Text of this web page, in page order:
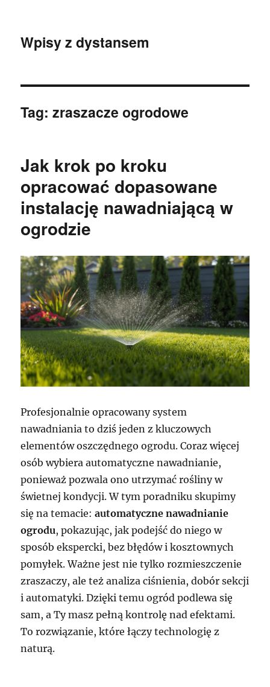
Wpisy z dystansem
Tag:zraszacze ogrodowe
Jak krok po kroku
opracować dopasowane
instalację nawadniającą w
ogrodzie
Profesjonalnie opracowany system
nawadniania to dziś jeden z kluczowych
elementów oszczędnego ogrodu. Coraz więcej
osób wybiera automatyczne nawadnianie,
ponieważ pozwala ono utrzymać rośliny w
świetnej kondycji. W tym poradniku skupimy
się na temacie:automatyczne nawadnianie
ogrodu, pokazując, jak podejść do niego w
sposób ekspercki, bez błędów i kosztownych
pomyłek. Ważne jest nie tylko rozmieszczenie
zraszaczy, ale też analiza ciśnienia, dobór sekcji
i automatyki. Dzięki temu ogród podlewa się
sam, a Ty masz pełną kontrolę nad efektami.
To rozwiązanie, które łączy technologię z
naturą.